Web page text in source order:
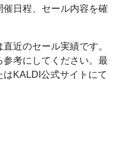
日程、セール内容を確
近のセール実績です。
考にしてください。最
KALDI公式サイトにて